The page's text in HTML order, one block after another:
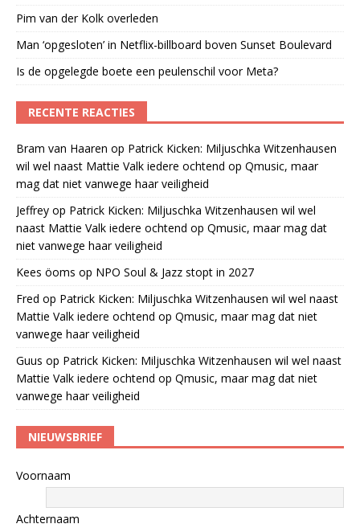
Pim van der Kolk overleden
Man ‘opgesloten’ in Netflix-billboard boven Sunset Boulevard
Is de opgelegde boete een peulenschil voor Meta?
RECENTE REACTIES
Bram van Haaren op Patrick Kicken: Miljuschka Witzenhausen
wil wel naast Mattie Valk iedere ochtend op Qmusic, maar
mag dat niet vanwege haar veiligheid
Jeffrey op Patrick Kicken: Miljuschka Witzenhausen wil wel
naast Mattie Valk iedere ochtend op Qmusic, maar mag dat
niet vanwege haar veiligheid
Kees öoms op NPO Soul & Jazz stopt in 2027
Fred op Patrick Kicken: Miljuschka Witzenhausen wil wel naast
Mattie Valk iedere ochtend op Qmusic, maar mag dat niet
vanwege haar veiligheid
Guus op Patrick Kicken: Miljuschka Witzenhausen wil wel naast
Mattie Valk iedere ochtend op Qmusic, maar mag dat niet
vanwege haar veiligheid
NIEUWSBRIEF
Voornaam
Achternaam